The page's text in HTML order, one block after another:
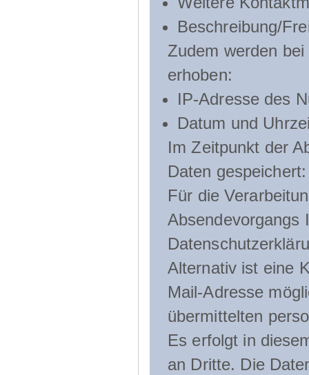
Beschreibung/
Zudem werden
erhoben:
IP-Adresse des
Datum und
Im Zeitpunkt der
Daten gespeichert:
Für die
Absendevorgangs
Alternativ ist eine
Mail-Adresse
übermittelten
Es erfolgt in
an Dritte. Die